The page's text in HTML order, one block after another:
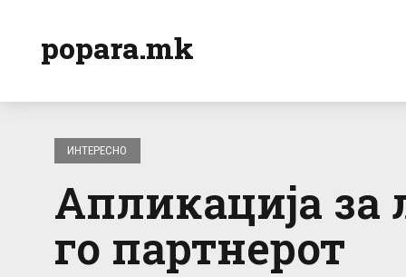
popara.mk
ИНТЕРЕСНО
Апликација
го партнерот